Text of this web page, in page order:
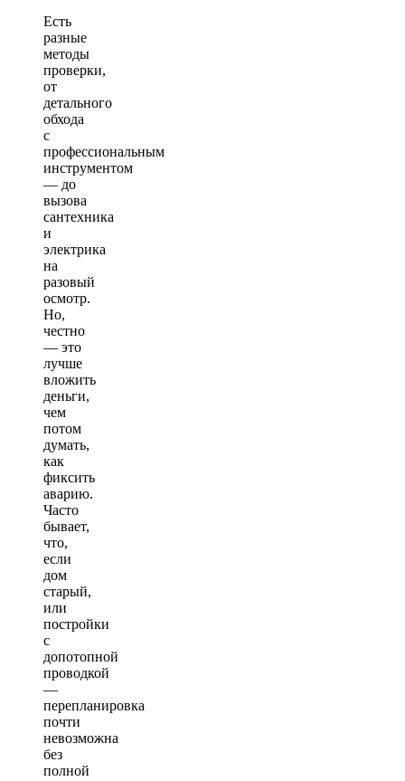
Есть
разные
методы
проверки,
от
детального
обхода
с
профессиональным
инструментом
— до
вызова
сантехника
и
электрика
на
разовый
осмотр.
Но,
честно
— это
лучше
вложить
деньги,
чем
потом
думать,
как
фиксить
аварию.
Часто
бывает,
что,
если
дом
старый,
или
постройки
с
допотопной
проводкой
—
перепланировка
почти
невозможна
без
полной